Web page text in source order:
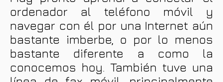
ordenador al teléfono móvil y
navegar con él por una Internet aún
bastante imberbe, o por lo menos
bastante diferente a como la
conocemos hoy. También tuve una